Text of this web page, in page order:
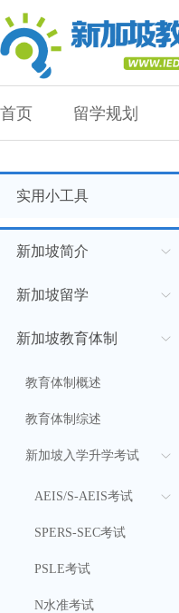
首页 留学规划
实用小工具
新加坡简介
新加坡留学
新加坡教育体制
教育体制概述
教育体制综述
新加坡入学升学考试
AEIS/S-AEIS考试
SPERS-SEC考试
PSLE考试
N水准考试